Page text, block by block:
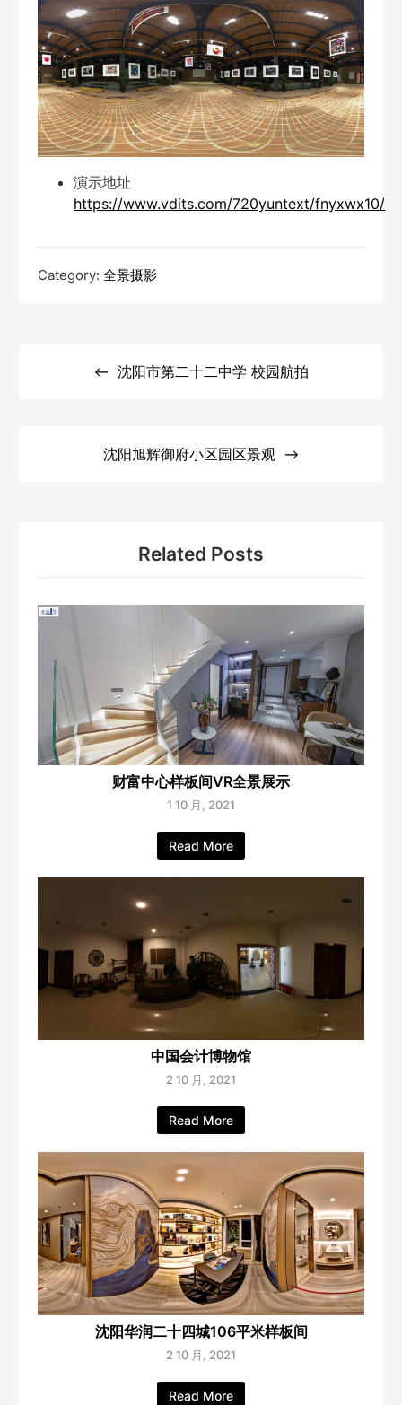
演示地址
https://www.vdits.com/720yuntext/fnyxwx10/
Category:全景摄影
沈阳市第二十二中学 校园航拍
沈阳旭辉御府小区园区景观
Related Posts
财富中心样板间VR全景展示
1 10 月, 2021
Read More
中国会计博物馆
2 10 月, 2021
Read More
沈阳华润二十四城106平米样板间
2 10 月, 2021
Read More